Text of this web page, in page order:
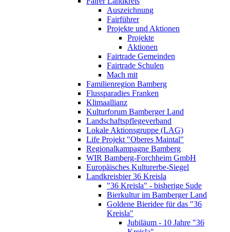
Auszeichnung
Fairführer
Projekte und Aktionen
Projekte
Aktionen
Fairtrade Gemeinden
Fairtrade Schulen
Mach mit
Familienregion Bamberg
Flussparadies Franken
Klimaallianz
Kulturforum Bamberger Land
Landschaftspflegeverband
Lokale Aktionsgruppe (LAG)
Life Projekt "Oberes Maintal"
Regionalkampagne Bamberg
WIR Bamberg-Forchheim GmbH
Europäisches Kulturerbe-Siegel
Landkreisbier 36 Kreisla
"36 Kreisla" - bisherige Sude
Bierkultur im Bamberger Land
Goldene Bieridee für das "36
Kreisla"
Jubiläum - 10 Jahre "36